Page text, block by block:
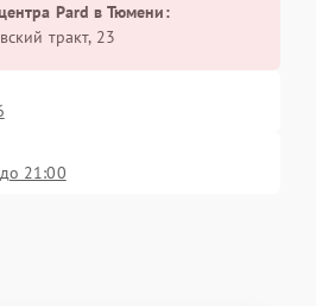
Pard в Тюмени:
тракт, 23
21:00